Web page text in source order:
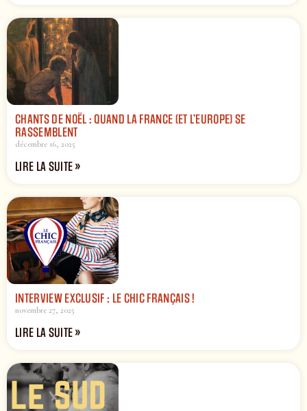
CHANTS DE NOËL : QUAND LA FRANCE (ET L’EUROPE) SE
RASSEMBLENT
décembre 16, 2025
LIRE LA SUITE »
INTERVIEW EXCLUSIF : LE CHIC FRANÇAIS !
novembre 27, 2025
LIRE LA SUITE »